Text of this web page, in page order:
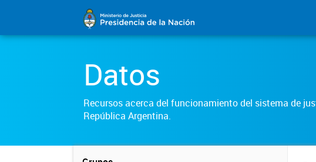
Datos
Recursos acerca del funcionamiento del sistema de
República Argentina.